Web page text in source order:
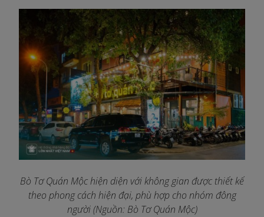
Bò Tơ Quán Mộc hiện diện với không gian được thiết kế
theo phong cách hiện đại, phù hợp cho nhóm đông
người (Nguồn: Bò Tơ Quán Mộc)